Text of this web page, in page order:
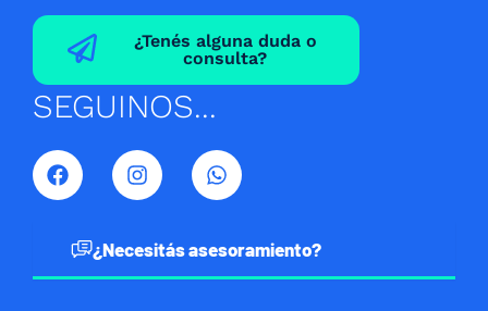
¿Tenés alguna duda o
consulta?
SEGUINOS...
F
a
c
I
n
s
a
W
h
a
s
¿Necesitás asesoramiento?